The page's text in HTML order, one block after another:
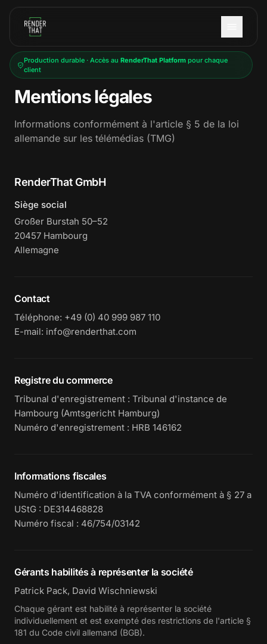
Production durable · Accès au RenderThat Platformpour chaque
client
Mentions légales
Informations conformément à l'article § 5 de la loi
allemande sur les télémédias (TMG)
RenderThat GmbH
Siège social
Großer Burstah 50–52
20457 Hambourg
Allemagne
Contact
Téléphone: +49 (0) 40 999 987 110
E-mail: info@renderthat.com
Registre du commerce
Tribunal d'enregistrement : Tribunal d'instance de
Hambourg (Amtsgericht Hamburg)
Numéro d'enregistrement : HRB 146162
Informations fiscales
Numéro d'identification à la TVA conformément à § 27 a
UStG : DE314468828
Numéro fiscal : 46/754/03142
Gérants habilités à représenter la société
Patrick Pack, David Wischniewski
Chaque gérant est habilité à représenter la société
individuellement et est exempté des restrictions de l'article §
181 du Code civil allemand (BGB).